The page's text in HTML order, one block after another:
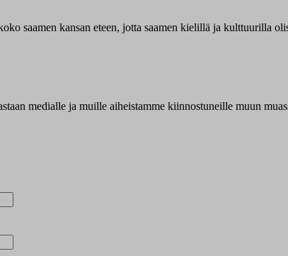
saamen kansan eteen, jotta saamen kielillä ja kulttuurilla
medialle ja muille aiheistamme kiinnostuneille muun